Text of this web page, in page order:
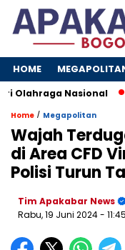
HOME
Nasional
Home / Megapolitan
Wajah
di Area CFD
Polisi Turun
Tim Apakabar News
Rabu, 19 Juni 2024-